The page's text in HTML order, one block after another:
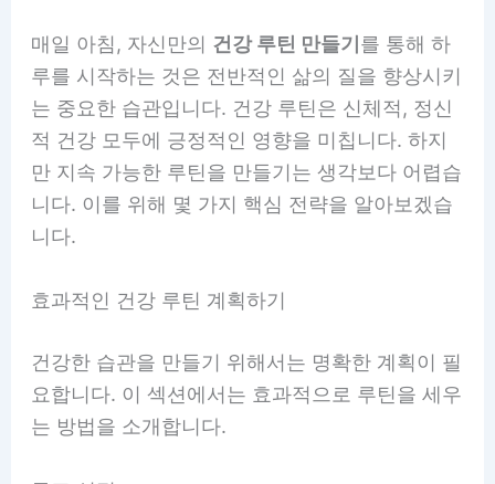
매일 아침, 자신만의 건강 루틴 만들기 를 통해 하
루를 시작하는 것은 전반적인 삶의 질을 향상시키
는 중요한 습관입니다. 건강 루틴은 신체적, 정신
적 건강 모두에 긍정적인 영향을 미칩니다. 하지
만 지속 가능한 루틴을 만들기는 생각보다 어렵습
니다. 이를 위해 몇 가지 핵심 전략을 알아보겠습
니다.
효과적인 건강 루틴 계획하기
건강한 습관을 만들기 위해서는 명확한 계획이 필
요합니다. 이 섹션에서는 효과적으로 루틴을 세우
는 방법을 소개합니다.